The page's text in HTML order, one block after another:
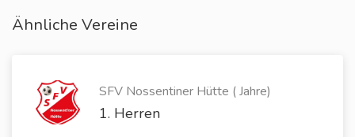
Ähnliche Vereine
SFV Nossentiner Hütte ( Jahre)
1. Herren